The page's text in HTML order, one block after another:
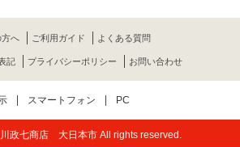
方へ ご利用ガイド よくある質問
記 プライバシーポリシー お問い合わせ
スマートフォン PC
政七商店 大日本市 All rights reserved.